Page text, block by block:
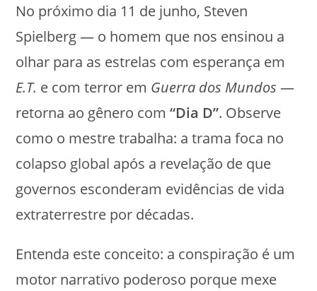
No próximo dia 11 de junho, Steven
Spielberg — o homem que nos ensinou a
olhar para as estrelas com esperança em
E.T. e com terror em Guerra dos Mundos —
retorna ao gênero com“Dia D”. Observe
como o mestre trabalha: a trama foca no
colapso global após a revelação de que
governos esconderam evidências de vida
extraterrestre por décadas.
Entenda este conceito: a conspiração é um
motor narrativo poderoso porque mexe